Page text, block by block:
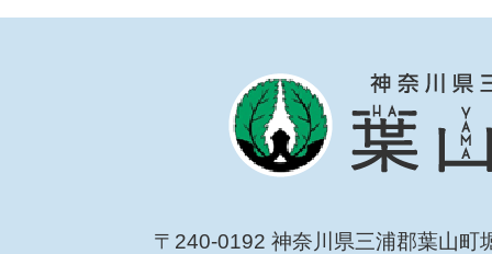
〒240-0192 神奈川県三浦郡葉山町